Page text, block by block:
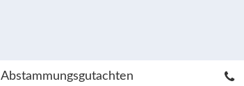
Abstammungsgutachten